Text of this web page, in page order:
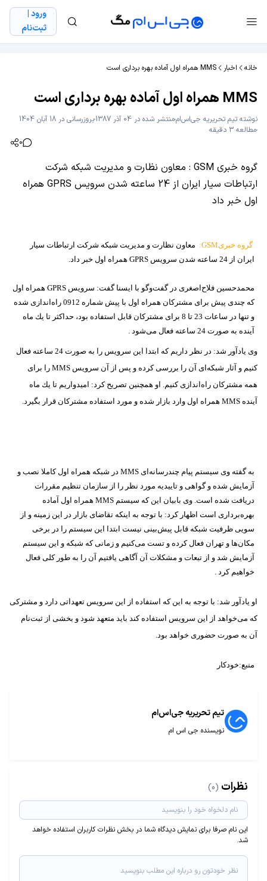
ورود |
ثبت‌نام
خانه اخبار MMS همراه اول آماده بهره برداری است
MMS همراه اول آماده بهره برداری است
نوشته تیم تحریریه جی‌اس‌اممنتشر شده در 04 آذر 1387
بروزرسانی در 18 آبان 1404
مطالعه 3 دقیقه
0
گروه خبری GSM : معاون نظارت و مدیریت شبكه‌ شركت
ارتباطات سیار ایران از 24 ساعته شدن سرویس GPRS همراه
اول خبر داد
گروه خبری GSM
: معاون نظارت و مدیریت شبكه‌ شركت ارتباطات سیار
ایران از 24 ساعته شدن سرویس
GPRS همراه اول خبر داد.
محمدحسین فلاح‌اصغری در گفت‌وگو با ایسنا گفت: سرویس GPRS همراه اول
كه چندی
پیش برای مشتركان همراه اول با پیش شماره 0912 راه‌اندازی شده
و تنها در ساعات 23
تا 8 برای مشتركان قابل استفاده بود، حداكثر تا یك ماه
آینده به صورت 24 ساعته فعال
می‌شود.
وی یادآور شد: در نظر داریم كه ابتدا این سرویس را به صورت 24
ساعته فعال
كنیم و آثار شبكه‌ای آن را بررسی كرده و پس از آن سرویس MMS را برای
همه مشتركان راه‌اندازی كنیم. او همچنین تصریح كرد: امیدواریم تا یك ماه
آینده MMS همراه اول وارد بازار شده و مورد استفاده مشتركان قرار بگیرد.
به گفته‌ وی سیستم پیام چندرسانه‌ایMMS در شبكه همراه اول كاملا نصب و
آزمایش شده و گواهی و تاییدیه مورد نظر را از سازمان تنظیم مقررات
دریافت شده است. وی بابیان این كه سیستم MMS همراه اول آماده‌
بهره‌برداری است اظهار كرد: با توجه به اینكه تقاضای بازار در این زمینه و از
سویی ظرفیت شبكه قابل پیش‌بینی نیست ابتدا این سیستم را در برخی‌
مكان‌ها و تهران فعال كرده و تست می‌كنیم و زمانی كه شبكه و این سیستم
آزمایش شد و از تبعات و مشكلات آن آگاهی یافتیم آن را به طور كلی فعال
خواهیم كرد.
او یادآور شد: با توجه به این كه استفاده از این سرویس تعهداتی دارد و مشتركی
كه می‌خواهد از این سرویس استفاده كند باید متعهد شود و بخشی از ثبت‌نام
آن به صورت حضوری خواهد بود.
منبع:خودکار
تیم تحریریه جی‌اس‌ام
نویسنده جی اس ام
نظرات (0)
این نام صرفا برای نمایش دیدگاه شما در بخش نظرات کاربران استفاده خواهد
شد.